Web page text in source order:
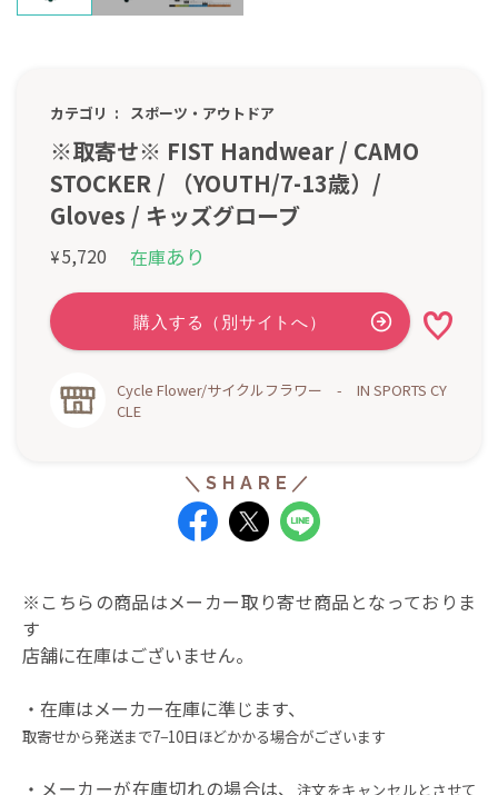
カテゴリ スポーツ・アウトドア
※取寄せ※ FIST Handwear / CAMO
STOCKER / （YOUTH/7-13歳）/
Gloves / キッズグローブ
¥5,720 在庫あり
Cycle Flower/サイクルフラワー - IN SPORTS CY
CLE
※こちらの商品はメーカー取り寄せ商品となっておりま
す
店舗に在庫はございません。
・在庫はメーカー在庫に準じます、
取寄せから発送まで7−10日ほどかかる場合がございます
・メーカーが在庫切れの場合は、
注文をキャンセルとさせて